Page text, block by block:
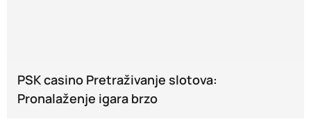
PSK casino Pretraživanje slotova:
Pronalaženje igara brzo